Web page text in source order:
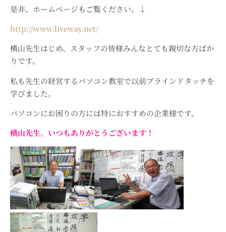
是非、ホームページもご覧ください。↓
http://www.liveway.net/
横山先生はじめ、スタッフの皆様みんなとても親切な方ばか
りです。
私も先生の経営するパソコン教室で以前ブラインドタッチを
学びました。
パソコンにお困りの方には特におすすめの企業様です。
横山先生。いつもありがとうございます！